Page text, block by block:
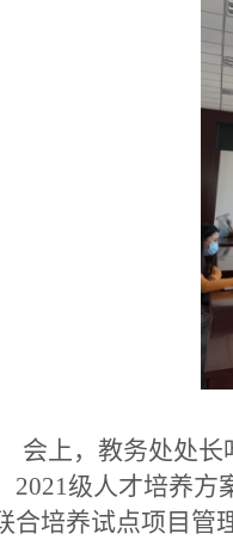
会上，教务处处长
2021级人才培养方
合培养试点项目管